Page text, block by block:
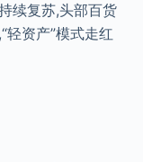
续复苏,头部百货
轻资产”模式走红